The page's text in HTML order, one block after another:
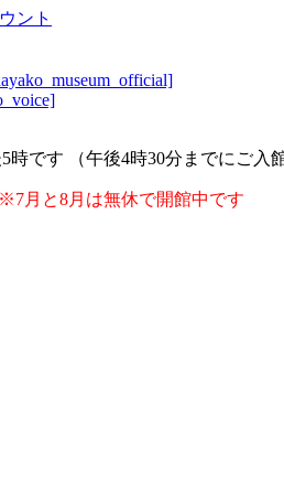
ント
時です （午後4時30分までにご入
月と8月は無休で開館中です